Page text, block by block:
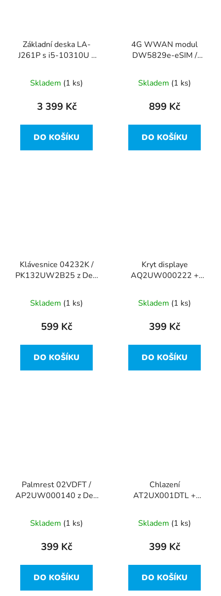
Základní deska LA-
J261P s i5-10310U z
Skladem (1 ks)
3 399 Kč
DO KOŠÍKU
4G WWAN modul
DW5829e-eSIM /
7310
Skladem (1 ks)
899 Kč
DO KOŠÍKU
Klávesnice 04232K /
PK132UW2B25 z Dell
Skladem (1 ks)
599 Kč
DO KOŠÍKU
Kryt displaye
AQ2UW000222 +
Latitude 7310
Skladem (1 ks)
399 Kč
DO KOŠÍKU
Palmrest 02VDFT /
AP2UW000140 z Dell
Skladem (1 ks)
399 Kč
DO KOŠÍKU
Chlazení
AT2UX001DTL +
DC28000PVDL z Dell
Latitude 7310
Skladem (1 ks)
399 Kč
DO KOŠÍKU